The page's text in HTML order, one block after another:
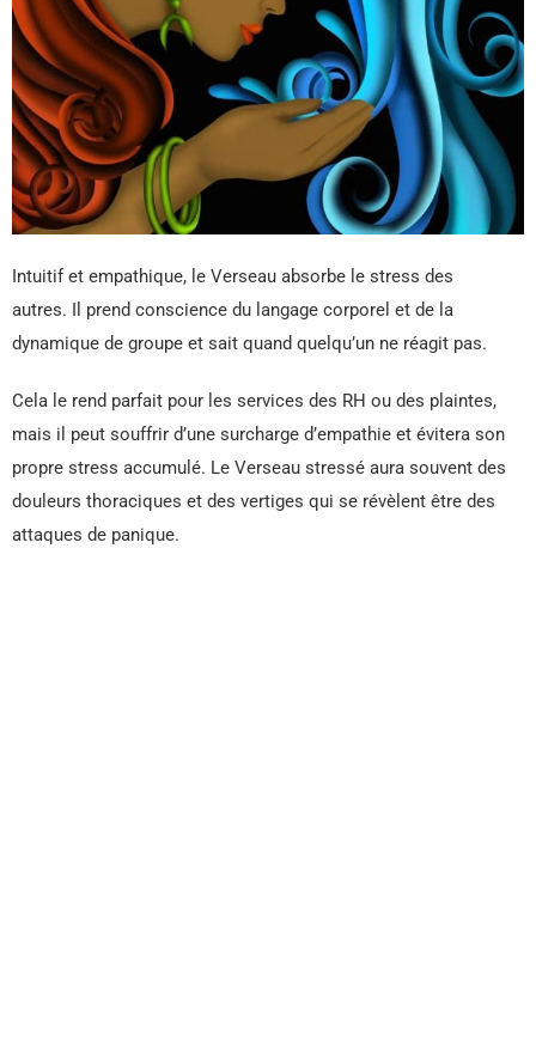
Intuitif et empathique, le Verseau absorbe le stress des
autres. Il prend conscience du langage corporel et de la
dynamique de groupe et sait quand quelqu’un ne réagit pas.
Cela le rend parfait pour les services des RH ou des plaintes,
mais il peut souffrir d’une surcharge d’empathie et évitera son
propre stress accumulé. Le Verseau stressé aura souvent des
douleurs thoraciques et des vertiges qui se révèlent être des
attaques de panique.